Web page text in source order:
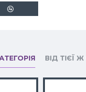
ВІД ТІЄЇ